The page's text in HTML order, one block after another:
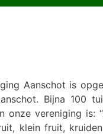
Aanschot is
Bijna 100
onze vereniging is:
klein fruit,